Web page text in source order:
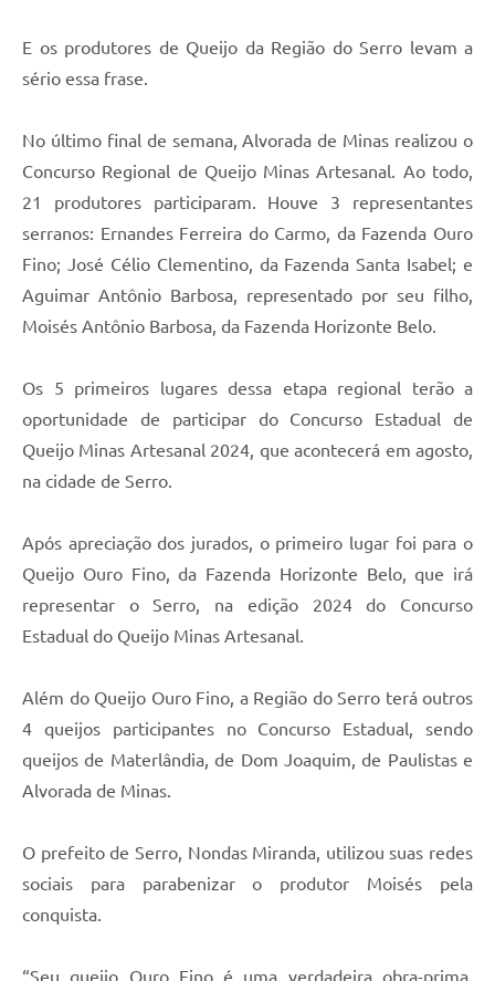
E os produtores de Queijo da Região do Serro levam a
sério essa frase.
No último final de semana, Alvorada de Minas realizou o
Concurso Regional de Queijo Minas Artesanal. Ao todo,
21 produtores participaram. Houve 3 representantes
serranos: Ernandes Ferreira do Carmo, da Fazenda Ouro
Fino; José Célio Clementino, da Fazenda Santa Isabel; e
Aguimar Antônio Barbosa, representado por seu filho,
Moisés Antônio Barbosa, da Fazenda Horizonte Belo.
Os 5 primeiros lugares dessa etapa regional terão a
oportunidade de participar do Concurso Estadual de
Queijo Minas Artesanal 2024, que acontecerá em agosto,
na cidade de Serro.
Após apreciação dos jurados, o primeiro lugar foi para o
Queijo Ouro Fino, da Fazenda Horizonte Belo, que irá
representar o Serro, na edição 2024 do Concurso
Estadual do Queijo Minas Artesanal.
Além do Queijo Ouro Fino, a Região do Serro terá outros
4 queijos participantes no Concurso Estadual, sendo
queijos de Materlândia, de Dom Joaquim, de Paulistas e
Alvorada de Minas.
O prefeito de Serro, Nondas Miranda, utilizou suas redes
sociais para parabenizar o produtor Moisés pela
conquista.
“Seu queijo Ouro Fino é uma verdadeira obra-prima,